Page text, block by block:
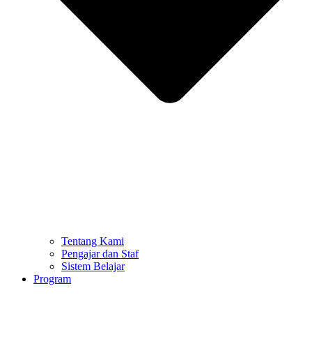
Tentang Kami
Pengajar dan Staf
Sistem Belajar
Program